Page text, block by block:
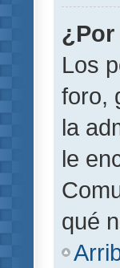
Los
foro,
la
le
qué